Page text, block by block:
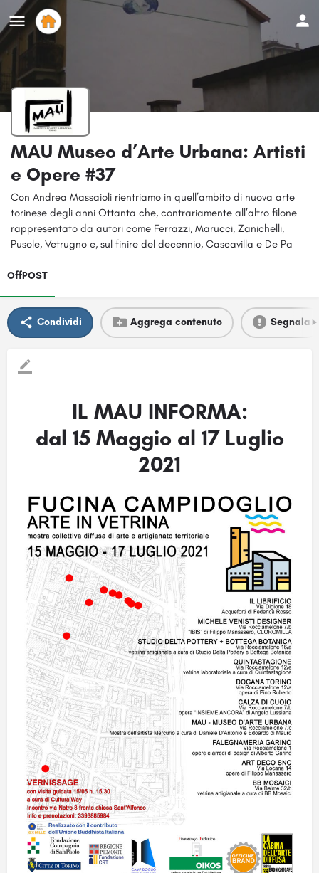
MAU Museo d’Arte Urbana: Artisti
e Opere #37
Con Andrea Massaioli rientriamo in quell’ambito di nuova arte
torinese degli anni Ottanta che, contrariamente all’altro filone
rappresentato da autori come Ferrazzi, Marucci, Zanichelli,
Pusole, Vetrugno e, sul finire del decennio, Cascavilla e De Pa
OffPOST
Condividi Aggrega contenuto Segnala
IL MAU INFORMA:
dal 15 Maggio al 17 Luglio
2021